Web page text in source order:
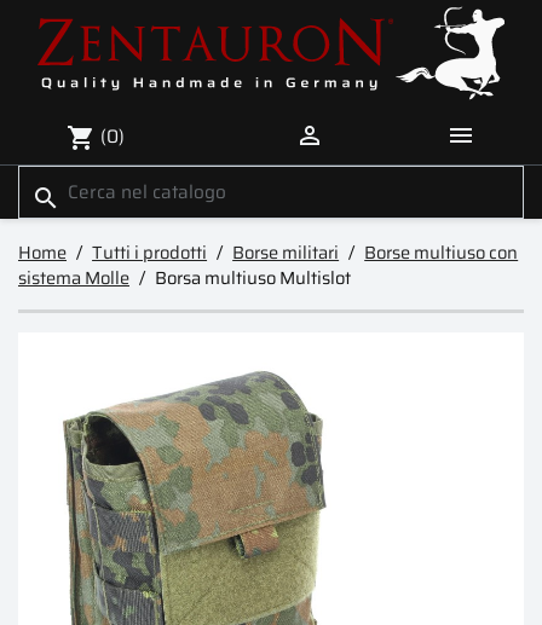
shopping_cart (0)  
search
Home Tutti i prodotti Borse militari
Borse multiuso con
sistema Molle
Borsa multiuso Multislot